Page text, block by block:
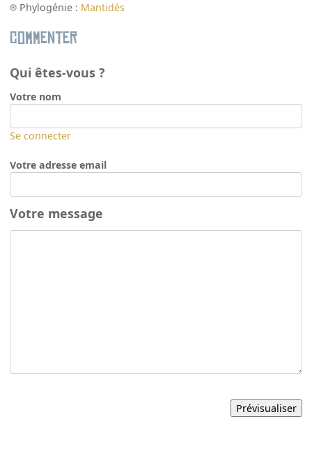
Phylogénie : Mantidés
Commenter
Qui êtes-vous ?
Votre nom
Se connecter
Votre adresse email
Votre message